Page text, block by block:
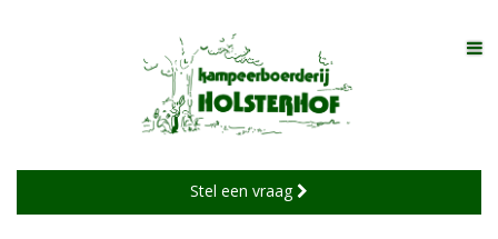
Stel een vraag